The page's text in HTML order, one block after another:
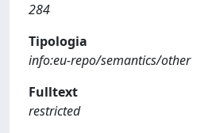
284
Tipologia
info:eu-repo/semantics/other
Fulltext
restricted